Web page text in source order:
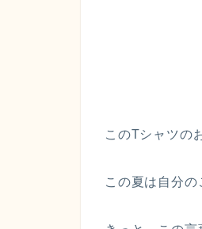
このTシャツの
この夏は自分の